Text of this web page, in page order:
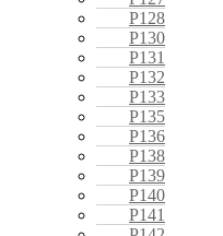
P128
P130
P131
P132
P133
P135
P136
P138
P139
P140
P141